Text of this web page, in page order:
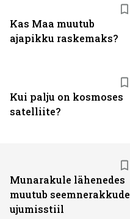
Kas Maa muutub
ajapikku raskemaks?
Kui palju on kosmoses
satelliite?
Munarakule lähenedes
muutub seemnerakkude
ujumisstiil